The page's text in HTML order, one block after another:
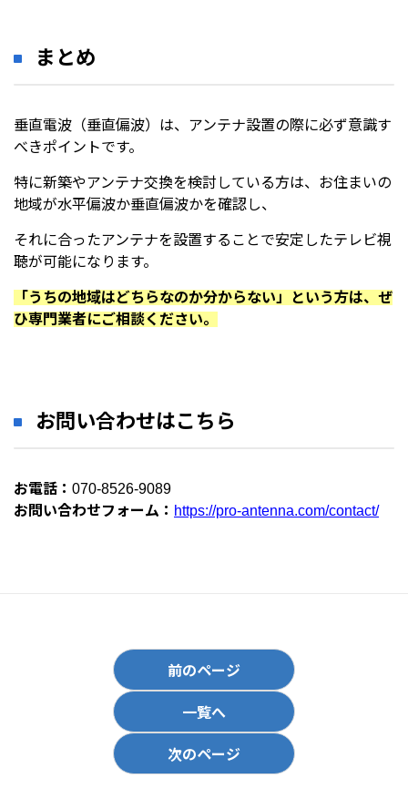
まとめ
垂直電波（垂直偏波）は、アンテナ設置の際に必ず意識す
べきポイントです。
特に新築やアンテナ交換を検討している方は、お住まいの
地域が水平偏波か垂直偏波かを確認し、
それに合ったアンテナを設置することで安定したテレビ視
聴が可能になります。
「うちの地域はどちらなのか分からない」という方は、ぜ
ひ専門業者にご相談ください。
お問い合わせはこちら
お電話： 070-8526-9089
お問い合わせフォーム： https://pro-antenna.com/contact/
前のページ
一覧へ
次のページ